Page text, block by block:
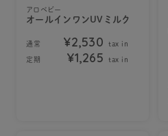
アロベビー
オールインワンUVミルク
通常 ¥2,530 tax in
定期 ¥1,265 tax in